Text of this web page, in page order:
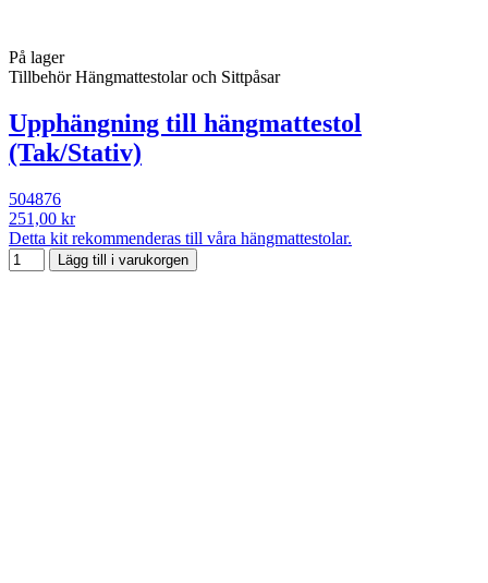
På lager
Tillbehör Hängmattestolar och Sittpåsar
Upphängning till hängmattestol
(Tak/Stativ)
504876
251,00 kr
Detta kit rekommenderas till våra hängmattestolar.
Lägg till i varukorgen